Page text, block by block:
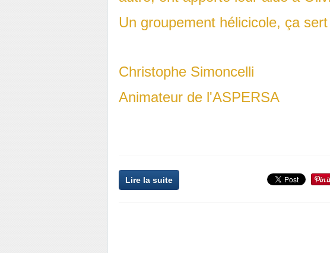
Un groupement hélicicole, ça
Christophe Simoncelli
Animateur de l'ASPERSA
Lire la suite